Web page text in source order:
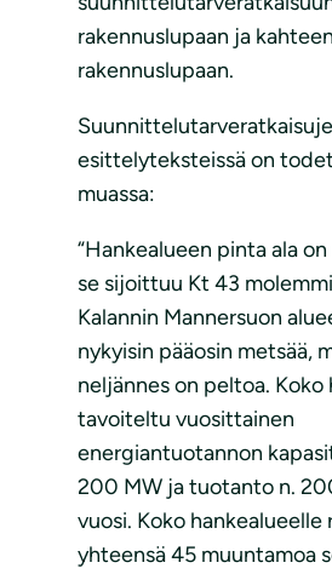
rakennuslupaan ja
rakennuslupaan.
esittelyteksteissä on
muassa:
“Hankealueen pinta ala
se sijoittuu Kt 43
Kalannin Mannersuon
nykyisin pääosin metsää,
neljännes on peltoa. Koko
tavoiteltu vuosittainen
energiantuotannon
200 MW ja tuotanto n.
vuosi. Koko hankealueelle
yhteensä 45 muuntamoa